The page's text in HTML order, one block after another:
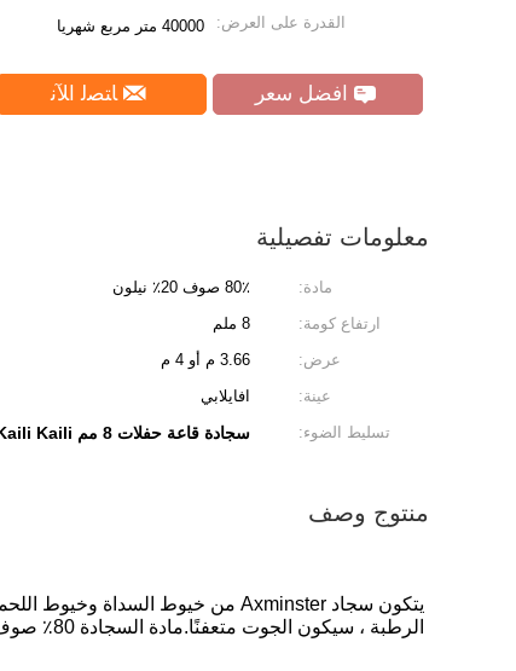
القدرة على العرض: 40000 متر مربع شهريا
افضل سعر ﺎﺘﺼﻟ ﺍﻶﻧ
معلومات تفصيلية
مادة: 80٪ صوف 20٪ نيلون
ارتفاع كومة:
8 ملم
عرض:
3.66 م أو 4 م
عينة:
افايلابي
تسليط الضوء:
سجادة قاعة حفلات 8 مم Kaili Kaili
منتوج وصف
الرطبة ، سيكون الجوت متعفنًا.مادة السجادة 80٪ صوف و 20٪ نايلون.